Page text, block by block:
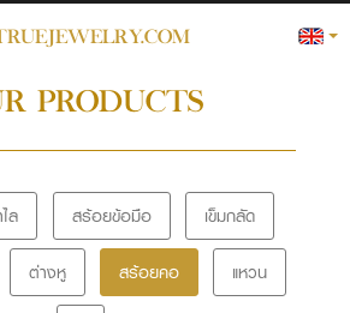
PRODUCTS
ล สร้อยข้อมือ เข็มกลัด
ต่างหู สร้อยคอ แหวน